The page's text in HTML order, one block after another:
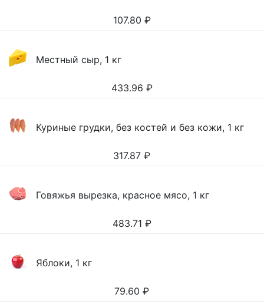
107.80 ₽
Местный сыр, 1 кг
433.96 ₽
Куриные грудки, без костей и без кожи, 1 кг
317.87 ₽
Говяжья вырезка, красное мясо, 1 кг
483.71 ₽
Яблоки, 1 кг
79.60 ₽